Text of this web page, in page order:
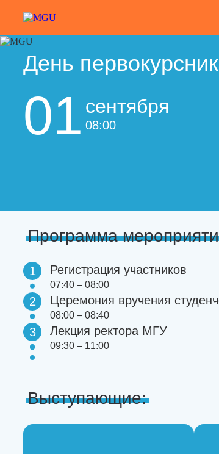
День
01 сентября
08:00
Программа
1 Регистрация участников
07:40 – 08:00
2 Церемония вручения
08:00 – 08:40
3 Лекция ректора МГУ
09:30 – 11:00
Выступающие: